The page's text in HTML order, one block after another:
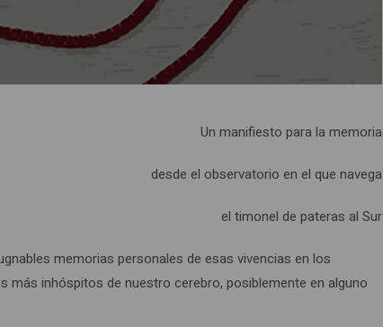
Un manifiesto para la memoria
desde el observatorio en el que navega
el timonel de pateras al Sur
memorias personales de esas vivencias en los
más inhóspitos de nuestro cerebro, posiblemente en alguno